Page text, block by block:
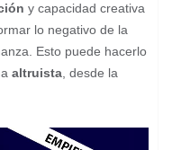
y capacidad creativa
lo negativo de la
Esto puede hacerlo
altruista, desde la